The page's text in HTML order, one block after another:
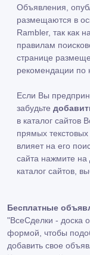
Объявления,
размещаются в
Rambler, так как
правилам
странице
рекомендации по
Если Вы
забудьте
в каталог
прямых
влияет на его
сайта нажмите на
каталог сайтов,
Бесплатные
"ВсеСделки - доска
формой, чтобы
добавить свое